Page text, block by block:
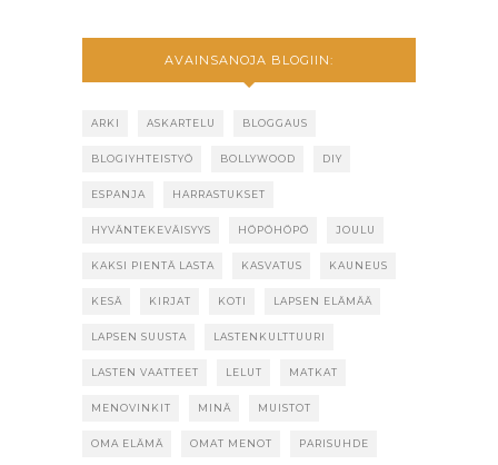
AVAINSANOJA BLOGIIN:
ARKI ASKARTELU BLOGGAUS
BLOGIYHTEISTYÖ BOLLYWOOD DIY
ESPANJA HARRASTUKSET
HYVÄNTEKEVÄISYYS HÖPÖHÖPÖ JOULU
KAKSI PIENTÄ LASTA KASVATUS KAUNEUS
KESÄ KIRJAT KOTI LAPSEN ELÄMÄÄ
LAPSEN SUUSTA LASTENKULTTUURI
LASTEN VAATTEET LELUT MATKAT
MENOVINKIT MINÄ MUISTOT
OMA ELÄMÄ OMAT MENOT PARISUHDE